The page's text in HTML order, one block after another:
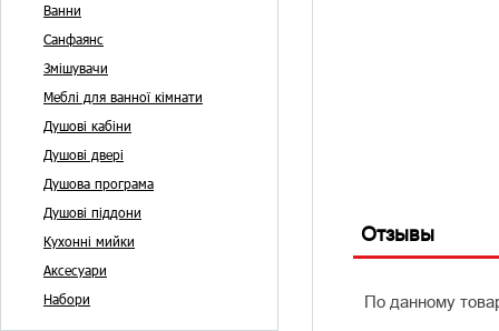
Ванни
Санфаянс
Змішувачи
Меблі для ванної кімнати
Душові кабіни
Душові двері
Душова програма
Душові піддони
Кухонні мийки
Аксесуари
Набори
Отзывы
По данному